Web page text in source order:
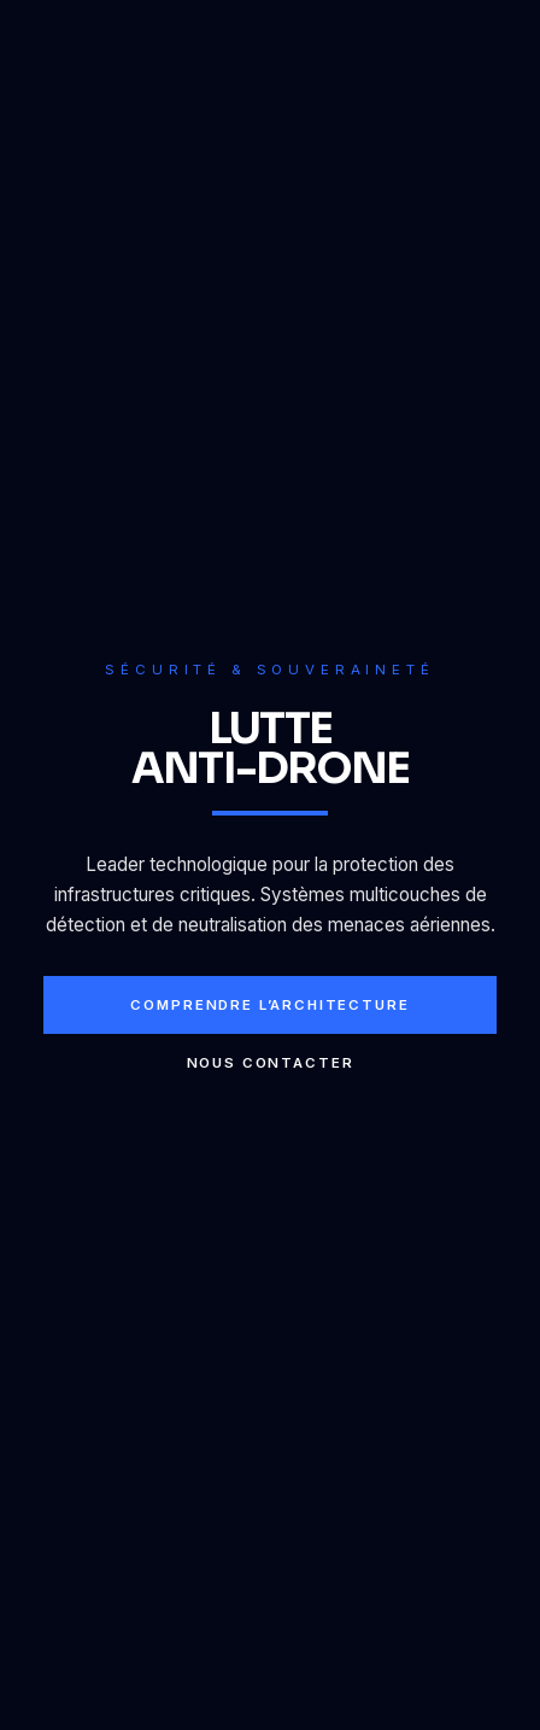
SÉCURITÉ & SOUVERAINETÉ
LUTTE
ANTI-DRONE
Leader technologique pour la protection des
infrastructures critiques. Systèmes multicouches de
détection et de neutralisation des menaces aériennes.
COMPRENDRE L’ARCHITECTURE
NOUS CONTACTER